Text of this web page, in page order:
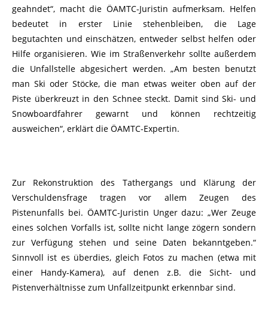
geahndet“, macht die ÖAMTC-Juristin aufmerksam. Helfen
bedeutet in erster Linie stehenbleiben, die Lage
begutachten und einschätzen, entweder selbst helfen oder
Hilfe organisieren. Wie im Straßenverkehr sollte außerdem
die Unfallstelle abgesichert werden. „Am besten benutzt
man Ski oder Stöcke, die man etwas weiter oben auf der
Piste überkreuzt in den Schnee steckt. Damit sind Ski- und
Snowboardfahrer gewarnt und können rechtzeitig
ausweichen“, erklärt die ÖAMTC-Expertin.
Zur Rekonstruktion des Tathergangs und Klärung der
Verschuldensfrage tragen vor allem Zeugen des
Pistenunfalls bei. ÖAMTC-Juristin Unger dazu: „Wer Zeuge
eines solchen Vorfalls ist, sollte nicht lange zögern sondern
zur Verfügung stehen und seine Daten bekanntgeben.“
Sinnvoll ist es überdies, gleich Fotos zu machen (etwa mit
einer Handy-Kamera), auf denen z.B. die Sicht- und
Pistenverhältnisse zum Unfallzeitpunkt erkennbar sind.